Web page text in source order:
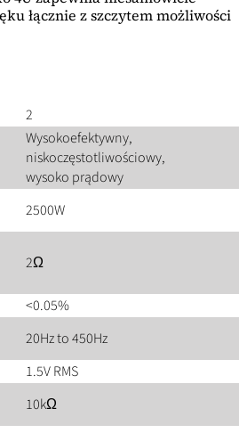
łącznie z szczytem możliwości
2
Wysokoefektywny,
niskoczęstotliwościowy,
wysoko prądowy
2500W
2Ω
<0.05%
20Hz to 450Hz
1.5V RMS
10kΩ